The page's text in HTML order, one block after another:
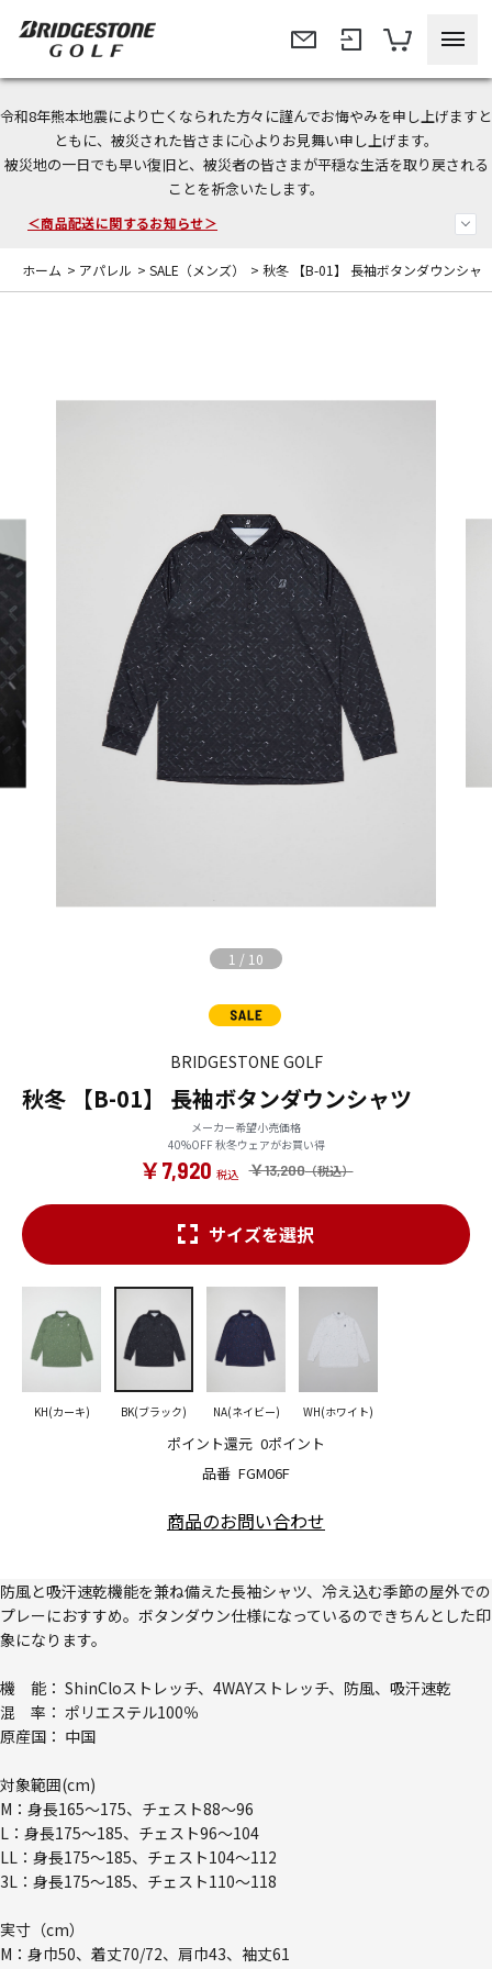
令和8年熊本地震により亡くなられた方々に謹んでお悔やみを申し上げますと
ともに、被災された皆さまに心よりお見舞い申し上げます。
被災地の一日でも早い復旧と、被災者の皆さまが平穏な生活を取り戻される
ことを祈念いたします。
＜夏季休暇中のご注文・発送・お問い合わせ＞
今なら新規会員登録で1,000円OFFクーポンプレゼント！
＜商品配送に関するお知らせ＞
ホーム > アパレル > SALE（メンズ） > 秋冬 【B-01】 長袖ボタンダウンシャ
1 / 10
BRIDGESTONE GOLF
秋冬 【B-01】 長袖ボタンダウンシャツ
メーカー希望小売価格
40%OFF 秋冬ウェアがお買い得
￥13,200
￥7,920
品番 FGM06F
ポイント還元 0ポイント
サイズを選択
KH(カーキ) BK(ブラック) NA(ネイビー) WH(ホワイト)
商品のお問い合わせ
防風と吸汗速乾機能を兼ね備えた長袖シャツ、冷え込む季節の屋外での
プレーにおすすめ。ボタンダウン仕様になっているのできちんとした印
象になります。
機 能： ShinCloストレッチ、4WAYストレッチ、防風、吸汗速乾
混 率： ポリエステル100％
原産国： 中国
対象範囲(cm)
M：身長165～175、チェスト88～96
L：身長175～185、チェスト96～104
LL：身長175～185、チェスト104～112
3L：身長175～185、チェスト110～118
実寸（cm）
M：身巾50、着丈70/72、肩巾43、袖丈61